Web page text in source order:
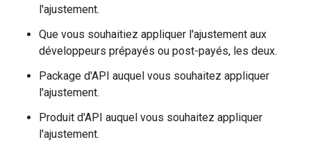
l'ajustement.
Que vous souhaitiez appliquer l'ajustement aux
développeurs prépayés ou post-payés, les deux.
Package d'API auquel vous souhaitez appliquer
l'ajustement.
Produit d'API auquel vous souhaitez appliquer
l'ajustement.